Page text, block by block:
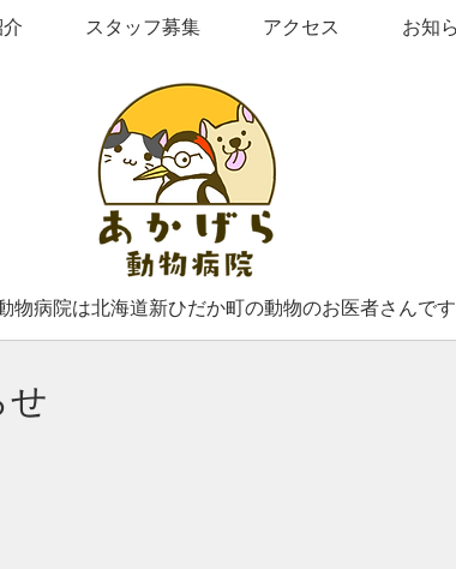
スタッフ募集 アクセス お知
せ
物病院は北海道新ひだか町の動物のお医者さんです